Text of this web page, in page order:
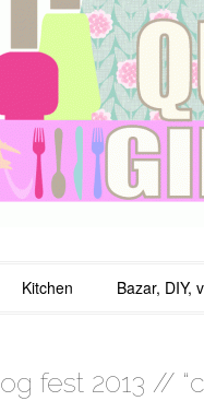
Kitchen Bazar, DIY,
fest 2013 //